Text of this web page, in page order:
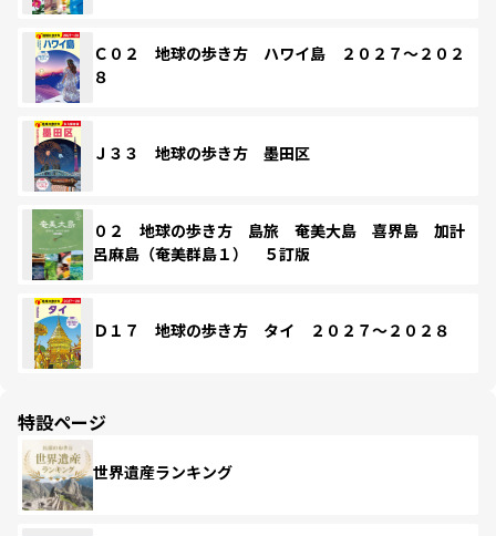
Ｃ０２ 地球の歩き方 ハワイ島 ２０２７～２０２
８
Ｊ３３ 地球の歩き方 墨田区
０２ 地球の歩き方 島旅 奄美大島 喜界島 加計
呂麻島（奄美群島１） ５訂版
Ｄ１７ 地球の歩き方 タイ ２０２７～２０２８
特設ページ
世界遺産ランキング